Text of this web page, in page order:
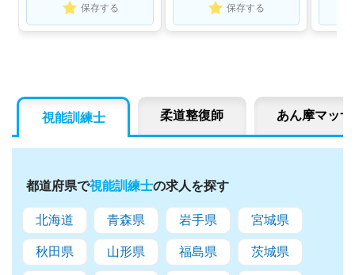
保存する 保存する
視能訓練士 柔道整復師 あん摩マッ
都道府県で視能訓練士の求人を探す
北海道 青森県 岩手県 宮城県
秋田県 山形県 福島県 茨城県